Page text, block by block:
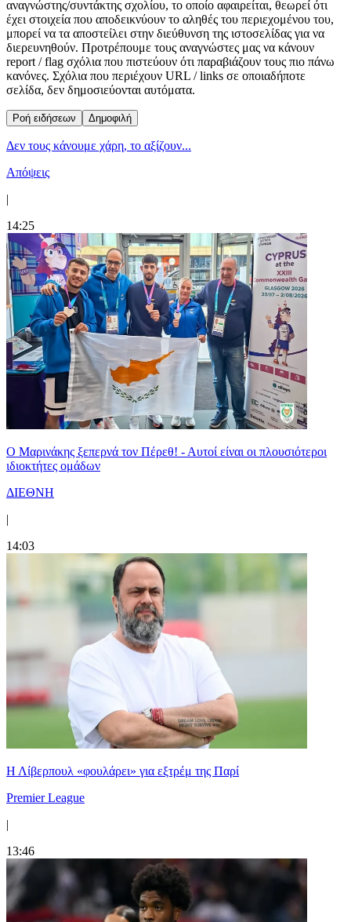
αναγνώστης/συντάκτης σχολίου, το οποίο αφαιρείται, θεωρεί ότι
έχει στοιχεία που αποδεικνύουν το αληθές του περιεχομένου του,
μπορεί να τα αποστείλει στην διεύθυνση της ιστοσελίδας για να
διερευνηθούν. Προτρέπουμε τους αναγνώστες μας να κάνουν
report / flag σχόλια που πιστεύουν ότι παραβιάζουν τους πιο πάνω
κανόνες. Σχόλια που περιέχουν URL / links σε οποιαδήποτε
σελίδα, δεν δημοσιεύονται αυτόματα.
Ροή ειδήσεων Δημοφιλή
Δεν τους κάνουμε χάρη, το αξίζουν...
Απόψεις
|
14:25
Ο Μαρινάκης ξεπερνά τον Πέρεθ! - Αυτοί είναι οι πλουσιότεροι
ιδιοκτήτες ομάδων
ΔΙΕΘΝΗ
|
14:03
Η Λίβερπουλ «φουλάρει» για εξτρέμ της Παρί
Premier League
|
13:46